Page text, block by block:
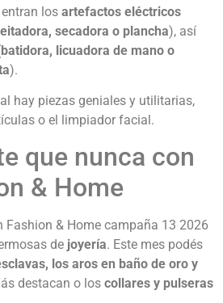
los artefactos eléctricos
secadora o plancha), así
batidora, licuadora de mano o
).
hay piezas geniales y utilitarias,
o el limpiador facial.
que nunca con
& Home
Fashion & Home campaña 13 2026
de joyería. Este mes podés
los aros en baño de oro y
destacan o los collares y pulseras